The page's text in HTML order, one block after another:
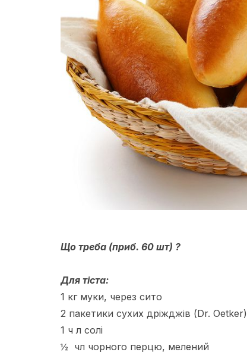
Що треба (приб. 60 шт) ?
Для тіста:
1 кг муки, через сито
2 пакетики сухих дріжджів (Dr. Oetker)
1 ч л солі
½ чл чорного перцю, мелений